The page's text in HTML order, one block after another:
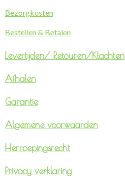
Bezorgkosten
Bestellen & Betalen
Levertijden/ Retouren/Klachten
Afhalen
Garantie
Algemene voorwaarden
Herroepingsrecht
Privacy verklaring